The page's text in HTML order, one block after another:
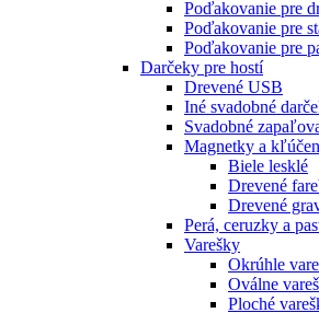
Poďakovanie pre
Poďakovanie pre
Poďakovanie pre
Darčeky pre hostí
Drevené USB
Iné svadobné
Svadobné
Magnetky a
Biele lesklé
Drevené
Drevené
Perá, ceruzky a
Varešky
Okrúhle
Oválne
Ploché